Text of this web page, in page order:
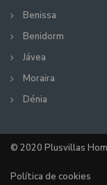
Benissa
Benidorm
Jávea
Moraira
Dénia
© 2020 Plusvillas
Política de cookies